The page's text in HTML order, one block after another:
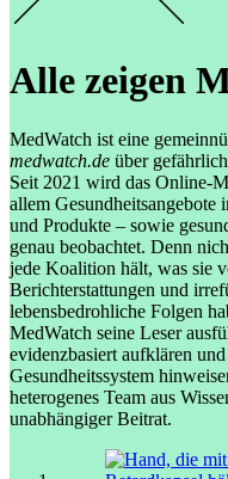
Alle zeigen
MedWatch ist eine
medwatch.de über
Seit 2021 wird das Online-
allem
und Produkte – sowie
genau beobachtet. Denn
jede Koalition hält, was sie
Berichterstattungen und
lebensbedrohliche Folgen
MedWatch seine Leser
evidenzbasiert aufklären
Gesundheitssystem
heterogenes Team aus
unabhängiger Beitrat.